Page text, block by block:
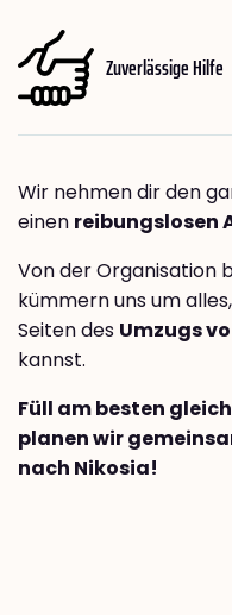
Zuverlässige Hilfe
Wir nehmen dir den
einen reibungslosen
Von der Organisation
kümmern uns um
Seiten des Umzugs
kannst.
Füll am besten gleich
planen wir
nach Nikosia!